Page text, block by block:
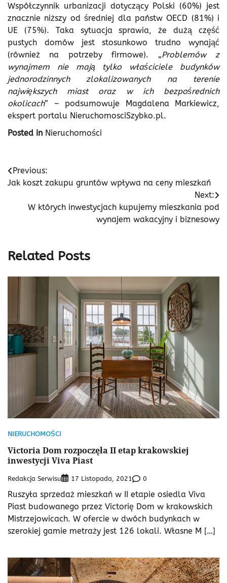
Współczynnik urbanizacji dotyczący Polski (60%) jest
znacznie niższy od średniej dla państw OECD (81%) i
UE (75%). Taka sytuacja sprawia, że dużą część
pustych domów jest stosunkowo trudno wynająć
(również na potrzeby firmowe). „Problemów z
wynajmem nie mają tylko właściciele budynków
jednorodzinnych zlokalizowanych na terenie
największych miast oraz w ich bezpośrednich
okolicach” – podsumowuje Magdalena Markiewicz,
ekspert portalu NieruchomosciSzybko.pl.
Posted in Nieruchomości
Nawigacja
wpisu
Previous:
Jak koszt zakupu gruntów wpływa na ceny mieszkań
Next:
W których inwestycjach kupujemy mieszkania pod
wynajem wakacyjny i biznesowy
Related Posts
NIERUCHOMOŚCI
Victoria Dom rozpoczęła II etap krakowskiej
inwestycji Viva Piast
Redakcja Serwisu 17 Listopada, 2021 0
Ruszyła sprzedaż mieszkań w II etapie osiedla Viva
Piast budowanego przez Victorię Dom w krakowskich
Mistrzejowicach. W ofercie w dwóch budynkach w
szerokiej gamie metraży jest 126 lokali. Własne M […]